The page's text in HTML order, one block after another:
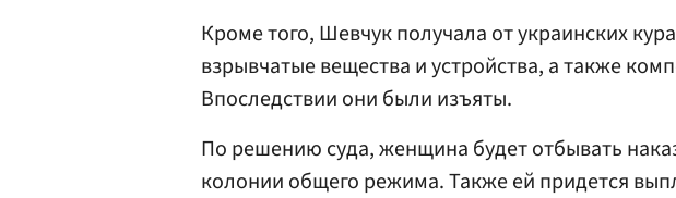
Кроме того, Шевчук получала от украинских
взрывчатые вещества и устройства, а также
Впоследствии они были изъяты.
По решению суда, женщина будет отбывать
колонии общего режима. Также ей придется